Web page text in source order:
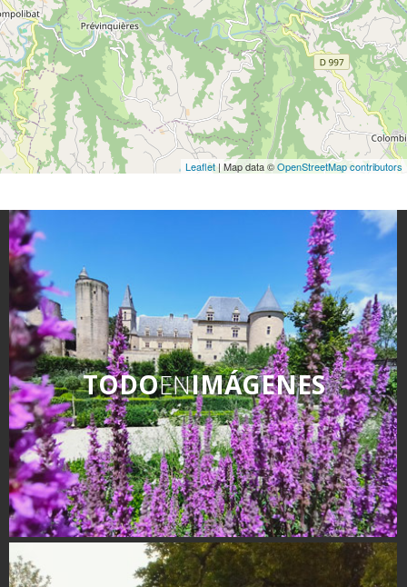
Leaflet | Map data ©OpenStreetMap contributors
TODOENIMÁGENES